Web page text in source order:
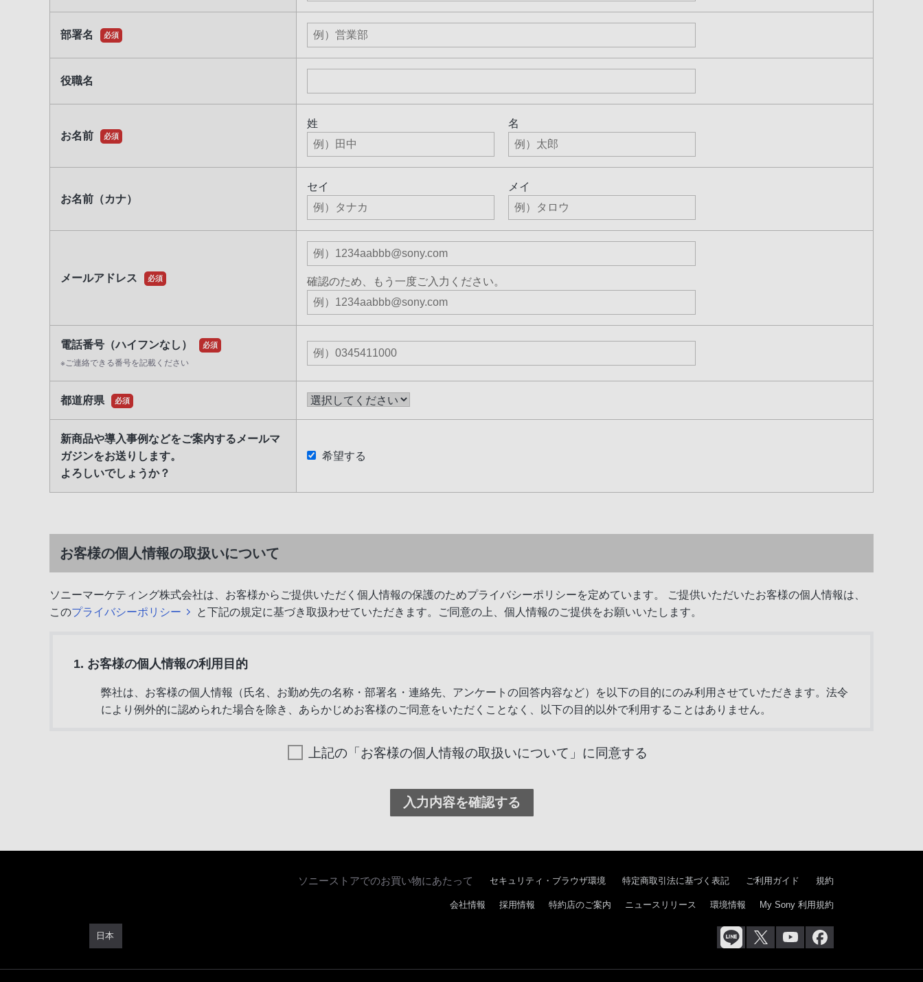
部署名 必須
役職名
お名前 必須
姓 名
お名前（カナ）
セイ メイ
メールアドレス 必須 確認のため、もう一度ご入力ください。
電話番号（ハイフンなし） 必須
※ご連絡できる番号を記載ください
都道府県 必須
新商品や導入事例などをご案内するメールマ
ガジンをお送りします。
よろしいでしょうか？
希望する
お客様の個人情報の取扱いについて
ソニーマーケティング株式会社は、お客様からご提供いただく個人情報の保護のためプライバシーポリシーを定めています。 ご提供いただいたお客様の個人情報は、
このプライバシーポリシー と下記の規定に基づき取扱わせていただきます。ご同意の上、個人情報のご提供をお願いいたします。
1. お客様の個人情報の利用目的
弊社は、お客様の個人情報（氏名、お勤め先の名称・部署名・連絡先、アンケートの回答内容など）を以下の目的にのみ利用させていただきます。法令
により例外的に認められた場合を除き、あらかじめお客様のご同意をいただくことなく、以下の目的以外で利用することはありません。
②弊社商品に関するご案内（資料やカタログ等の送付を含みます）
弊社は、以下の場合を除き、お客様の同意をいただくことなく、お客様の個人情報を第三者に提供することはありません。
①上記1に定める目的の達成のために必要な業務の全部または一部を第三者に委託する場合（なお、弊社は、委託先を、十分な個人情報のセキュリティ
上記の「お客様の個人情報の取扱いについて」に同意する
ソニーストアでのお買い物にあたって セキュリティ・ブラウザ環境 特定商取引法に基づく表記 ご利用ガイド 規約
日本
会社情報 採用情報 特約店のご案内 ニュースリリース 環境情報 My Sony 利用規約